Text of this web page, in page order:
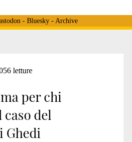
- Bluesky- Archive
letture
per chi
del
Ghedi